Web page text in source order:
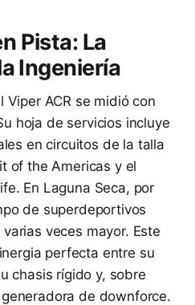
Pista: La
Ingeniería
ACR se midió con
hoja de servicios incluye
en circuitos de la talla
of the Americas y el
En Laguna Seca, por
de superdeportivos
veces mayor. Este
perfecta entre su
chasis rígido y, sobre
de downforce.